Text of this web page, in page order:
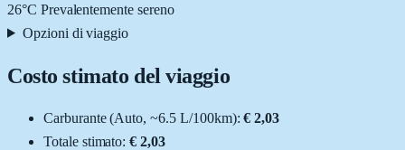
26°C Prevalentemente sereno
Opzioni di viaggio
Costo stimato del viaggio
Carburante (Auto, ~6.5 L/100km): € 2,03
Totale stimato:€ 2,03